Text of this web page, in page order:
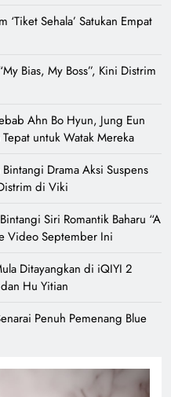
‘Tiket Sehala’ Satukan Empat
Bias, My Boss”, Kini Distrim
Ahn Bo Hyun, Jung Eun
untuk Watak Mereka
Drama Aksi Suspens
di Viki
Siri Romantik Baharu “A
Video September Ini
Ditayangkan di iQIYI 2
Hu Yitian
Penuh Pemenang Blue